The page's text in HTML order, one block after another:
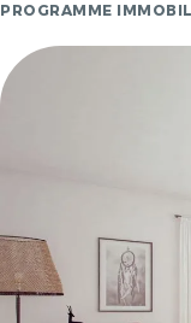
PROGRAMME